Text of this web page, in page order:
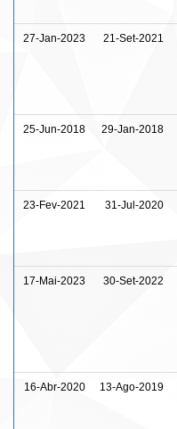
27-Jan-2023 21-Set-2021
25-Jun-2018 29-Jan-2018
23-Fev-2021 31-Jul-2020
17-Mai-2023 30-Set-2022
16-Abr-2020 13-Ago-2019